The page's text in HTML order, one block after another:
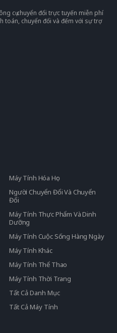
cụ chuyển đổi trực tuyến miễn phí
toán, chuyển đổi và đếm với sự trợ
Máy Tính Hóa Học
Người Chuyển Đổi Và Chuyển
Đổi
Máy Tính Thực Phẩm Và Dinh
Dưỡng
Máy Tính Cuộc Sống Hàng Ngày
Máy Tính Khác
Máy Tính Thể Thao
Máy Tính Thời Trang
Tất Cả Danh Mục
Tất Cả Máy Tính